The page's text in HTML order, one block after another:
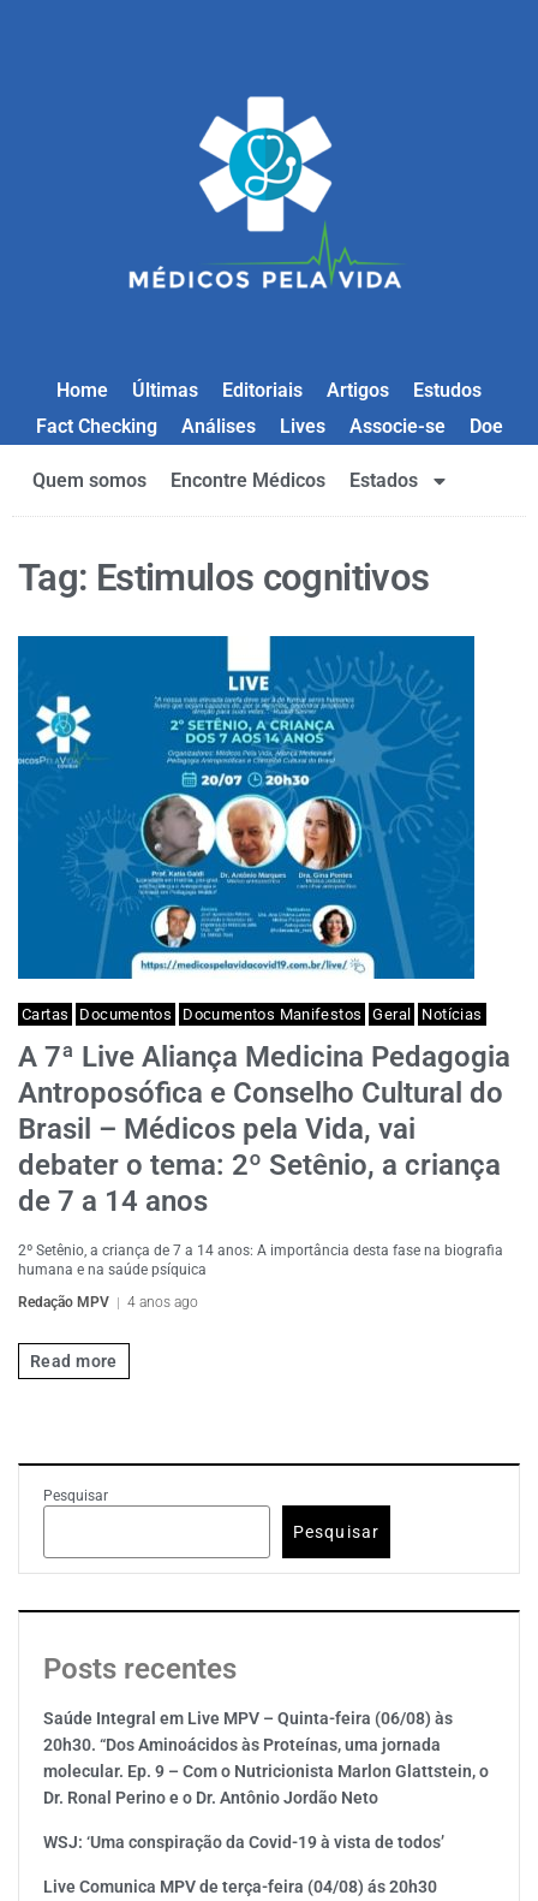
Home Últimas Editoriais Artigos
Estudos
Fact Checking
Análises Lives Associe-se Doe
Quem somos Encontre Médicos Estados
Tag: Estimulos cognitivos
Cartas Documentos Documentos Manifestos Geral Notícias
A 7ª Live Aliança Medicina Pedagogia
Antroposófica e Conselho Cultural do
Brasil – Médicos pela Vida, vai
debater o tema: 2º Setênio, a criança
de 7 a 14 anos
2º Setênio, a criança de 7 a 14 anos: A importância desta fase na biografia
humana e na saúde psíquica
Redação MPV
4 anos ago
Read more
Pesquisar
Pesquisar
Posts recentes
Saúde Integral em Live MPV – Quinta-feira (06/08) às
20h30. “Dos Aminoácidos às Proteínas, uma jornada
molecular. Ep. 9 – Com o Nutricionista Marlon Glattstein, o
Dr. Ronal Perino e o Dr. Antônio Jordão Neto
WSJ: ‘Uma conspiração da Covid-19 à vista de todos’
Live Comunica MPV de terça-feira (04/08) ás 20h30